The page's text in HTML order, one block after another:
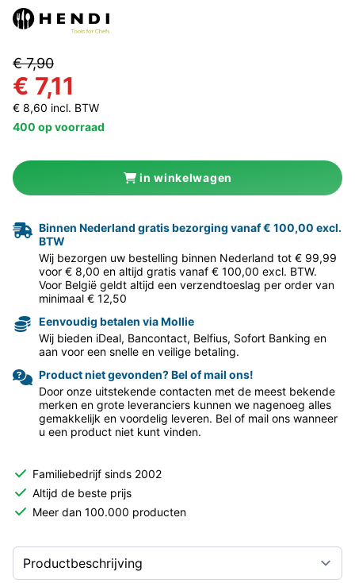
€ 7,90
€ 7,11
€ 8,60 incl. BTW
400 op voorraad
in winkelwagen
Binnen Nederland gratis bezorging vanaf € 100,00 excl.
BTW
Wij bezorgen uw bestelling binnen Nederland tot € 99,99
voor € 8,00 en altijd gratis vanaf € 100,00 excl. BTW.
Voor België geldt altijd een verzendtoeslag per order van
minimaal € 12,50
Eenvoudig betalen via Mollie
Wij bieden iDeal, Bancontact, Belfius, Sofort Banking en
aan voor een snelle en veilige betaling.
Product niet gevonden? Bel of mail ons!
Door onze uitstekende contacten met de meest bekende
merken en grote leveranciers kunnen we nagenoeg alles
gemakkelijk en voordelig leveren. Bel of mail ons wanneer
u een product niet kunt vinden.
Familiebedrijf sinds 2002
Altijd de beste prijs
Meer dan 100.000 producten